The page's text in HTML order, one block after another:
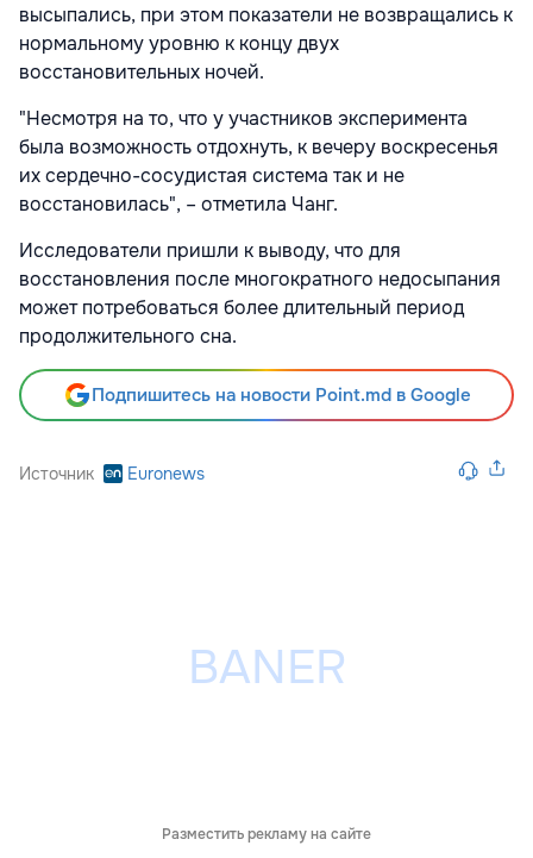
высыпались, при этом показатели не возвращались к
нормальному уровню к концу двух
восстановительных ночей.
"Несмотря на то, что у участников эксперимента
была возможность отдохнуть, к вечеру воскресенья
их сердечно-сосудистая система так и не
восстановилась", – отметила Чанг.
Исследователи пришли к выводу, что для
восстановления после многократного недосыпания
может потребоваться более длительный период
продолжительного сна.
Подпишитесь на новости Point.md в Google
Источник Euronews
Разместить рекламу на сайте